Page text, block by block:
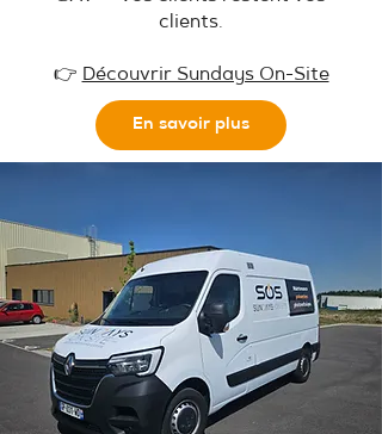
clients.
👉 Découvrir Sundays On-Site
En savoir plus